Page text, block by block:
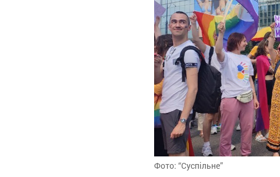
Фото: “Суспільне”